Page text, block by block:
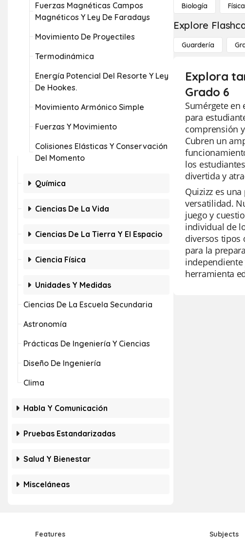
Fuerzas Magnéticas Campos
Magnéticos Y Ley De Faradays
Movimiento De Proyectiles
Termodinámica
Energía Potencial Del Resorte Y Ley
De Hookes.
Movimiento Armónico Simple
Fuerzas Y Movimiento
Colisiones Elásticas Y Conservación
Del Momento
Química
Ciencias De La Vida
Ciencias De La Tierra Y El Espacio
Ciencia Física
Unidades Y Medidas
Ciencias De La Escuela Secundaria
Astronomía
Prácticas De Ingeniería Y Ciencias
Diseño De Ingeniería
Clima
Habla Y Comunicación
Pruebas Estandarizadas
Salud Y Bienestar
Misceláneas
Biología Física
Explore
Guardería
Explora
Grado 6
Sumérgete en
para
comprensión
Cubren un
los
divertida y
Quizizz es
versatilidad.
juego y
individual de
diversos tipos
para la
independiente
herramienta
Features Subjects